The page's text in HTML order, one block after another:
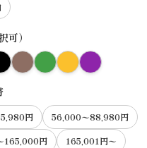
可）
円
56,000〜88,980円
165,000円 165,001円〜